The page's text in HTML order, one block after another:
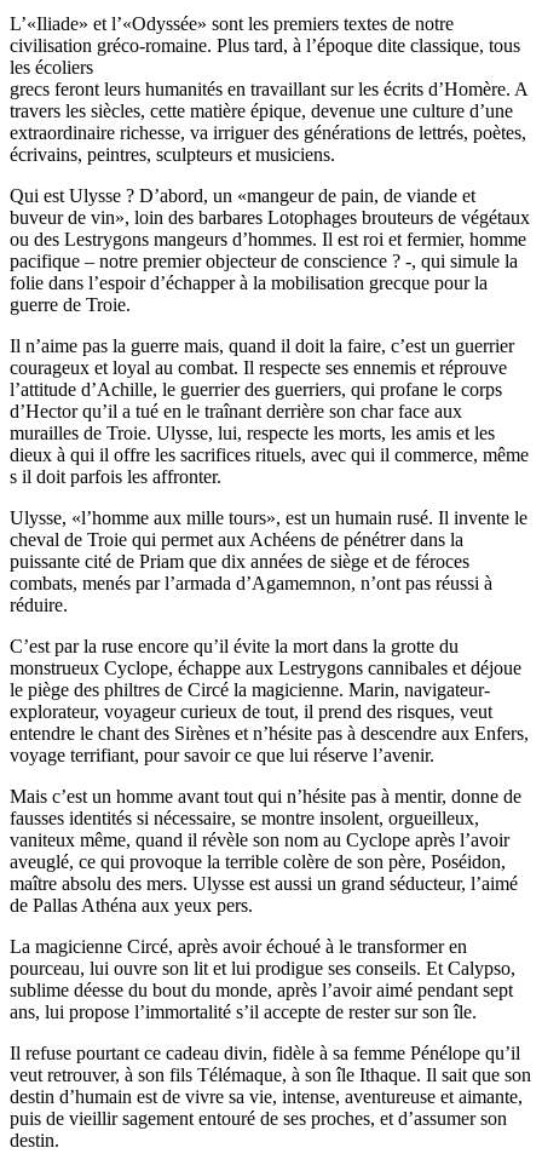
L’«Iliade» et l’«Odyssée» sont les premiers textes de notre
civilisation gréco-romaine. Plus tard, à l’époque dite classique, tous
les écoliers
grecs feront leurs humanités en travaillant sur les écrits d’Homère. A
travers les siècles, cette matière épique, devenue une culture d’une
extraordinaire richesse, va irriguer des générations de lettrés, poètes,
écrivains, peintres, sculpteurs et musiciens.
Qui est Ulysse ? D’abord, un «mangeur de pain, de viande et
buveur de vin», loin des barbares Lotophages brouteurs de végétaux
ou des Lestrygons mangeurs d’hommes. Il est roi et fermier, homme
pacifique – notre premier objecteur de conscience ? -, qui simule la
folie dans l’espoir d’échapper à la mobilisation grecque pour la
guerre de Troie.
Il n’aime pas la guerre mais, quand il doit la faire, c’est un guerrier
courageux et loyal au combat. Il respecte ses ennemis et réprouve
l’attitude d’Achille, le guerrier des guerriers, qui profane le corps
d’Hector qu’il a tué en le traînant derrière son char face aux
murailles de Troie. Ulysse, lui, respecte les morts, les amis et les
dieux à qui il offre les sacrifices rituels, avec qui il commerce, même
s il doit parfois les affronter.
Ulysse, «l’homme aux mille tours», est un humain rusé. Il invente le
cheval de Troie qui permet aux Achéens de pénétrer dans la
puissante cité de Priam que dix années de siège et de féroces
combats, menés par l’armada d’Agamemnon, n’ont pas réussi à
réduire.
C’est par la ruse encore qu’il évite la mort dans la grotte du
monstrueux Cyclope, échappe aux Lestrygons cannibales et déjoue
le piège des philtres de Circé la magicienne. Marin, navigateur-
explorateur, voyageur curieux de tout, il prend des risques, veut
entendre le chant des Sirènes et n’hésite pas à descendre aux Enfers,
voyage terrifiant, pour savoir ce que lui réserve l’avenir.
Mais c’est un homme avant tout qui n’hésite pas à mentir, donne de
fausses identités si nécessaire, se montre insolent, orgueilleux,
vaniteux même, quand il révèle son nom au Cyclope après l’avoir
aveuglé, ce qui provoque la terrible colère de son père, Poséidon,
maître absolu des mers. Ulysse est aussi un grand séducteur, l’aimé
de Pallas Athéna aux yeux pers.
La magicienne Circé, après avoir échoué à le transformer en
pourceau, lui ouvre son lit et lui prodigue ses conseils. Et Calypso,
sublime déesse du bout du monde, après l’avoir aimé pendant sept
ans, lui propose l’immortalité s’il accepte de rester sur son île.
Il refuse pourtant ce cadeau divin, fidèle à sa femme Pénélope qu’il
veut retrouver, à son fils Télémaque, à son île Ithaque. Il sait que son
destin d’humain est de vivre sa vie, intense, aventureuse et aimante,
puis de vieillir sagement entouré de ses proches, et d’assumer son
destin.